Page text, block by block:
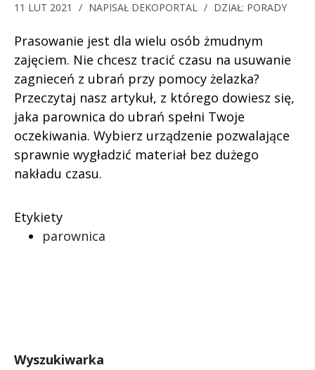
11 LUT 2021 / NAPISAŁ DEKOPORTAL / DZIAŁ: PORADY
Prasowanie jest dla wielu osób żmudnym
zajęciem. Nie chcesz tracić czasu na usuwanie
zagnieceń z ubrań przy pomocy żelazka?
Przeczytaj nasz artykuł, z którego dowiesz się,
jaka parownica do ubrań spełni Twoje
oczekiwania. Wybierz urządzenie pozwalające
sprawnie wygładzić materiał bez dużego
nakładu czasu.
Etykiety
parownica
Wyszukiwarka